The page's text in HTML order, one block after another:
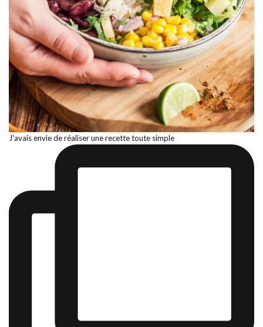
J'avais envie de réaliser une recette toute simple